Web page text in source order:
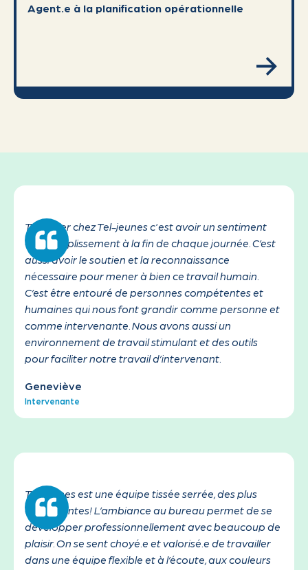
Agent.e à la planification opérationnelle
Travailler chez Tel-jeunes c'est avoir un sentiment
d’accomplissement à la fin de chaque journée. C’est
aussi avoir le soutien et la reconnaissance
nécessaire pour mener à bien ce travail humain.
C’est être entouré de personnes compétentes et
humaines qui nous font grandir comme personne et
comme intervenante. Nous avons aussi un
environnement de travail stimulant et des outils
pour faciliter notre travail d’intervenant.
Geneviève
Intervenante
Tel-jeunes est une équipe tissée serrée, des plus
accueillantes! L’ambiance au bureau permet de se
développer professionnellement avec beaucoup de
plaisir. On se sent choyé.e et valorisé.e de travailler
dans une équipe flexible et à l’écoute, aux couleurs